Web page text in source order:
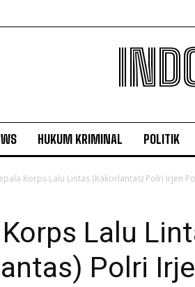
HUKUM KRIMINAL POLITIK
Korps Lalu Lintas (Kakorlantas) Polri Irjen
Lalu
Polri